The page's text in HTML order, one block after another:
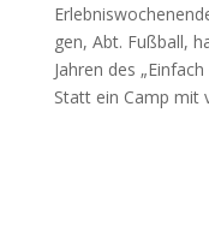
gen, Abt. Fuß­ball,
Jah­ren des
Statt ein Camp mit